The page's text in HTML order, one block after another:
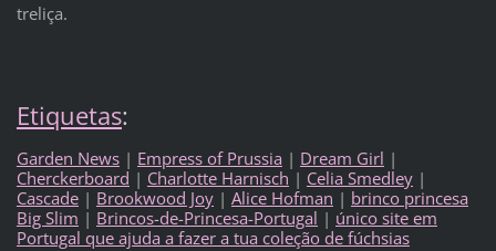
treliça.
Etiquetas:
Garden News | Empress of Prussia | Dream Girl |
Cherckerboard | Charlotte Harnisch | Celia Smedley |
Cascade | Brookwood Joy | Alice Hofman | brinco princesa
Big Slim | Brincos-de-Princesa-Portugal | único site em
Portugal que ajuda a fazer a tua coleção de fúchsias